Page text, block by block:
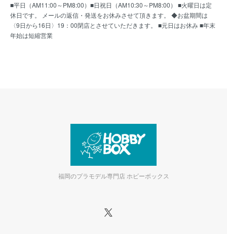
■平日（AM11:00～PM8:00）■日祝日（AM10:30～PM8:00） ■火曜日は定
休日です。 メールの返信・発送をお休みさせて頂きます。 ◆お盆期間は
〈9日から16日〉19：00閉店とさせていただきます。 ■元日はお休み ■年末
年始は短縮営業
福岡のプラモデル専門店 ホビーボックス